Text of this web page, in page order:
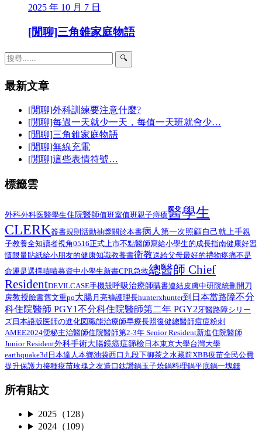
2025 年 10 月 7 日
[閒聊]三角錐家庭物語
🔍
最新文章
[閒聊]外科訓練要注意什麼?
[閒聊]每過一天就少一天，每值一天班就會少…
[閒聊]三角錐家庭物語
[閒聊]無線充電
[閒聊]這些表情符號…
標籤雲
外科外科医醫學生住院醫師值班室值班親子痔瘡醫學生
CLERK簽書規則 活動抽獎關於本書病人 第一次照顧自己就上手親
子教養全知讀者視角0516正式上市不點醫師寫給小學生的成長指南健康好習
慣限量貼紙給小朋友的健康知識教養書衛教送給父母最好的禮物疼痛不是
命運是選擇嘖嘖募資中小學生新書CPR急救總醫師 Chief
ResidentDEVILCASE手機殼呼吸治療師購書連結皮膚中研院統刪 開刀
房教授臉書舊文重po大腸 月亮褲護理長hunterxhunter到日本當路障不分
科住院醫師 PGY1不分科住院醫師第二年 PGY2牙醫路障シリー
ズ日本語版医師の進化図職能治療師早療長照復健總醫師痘痘粉刺
AMEE2024便秘主治醫師住院醫師第2-3年 Senior Resident新進住院醫師
Junior Resident外科手術大腸鏡癌症篩檢 日本東京大學台灣大學
earthquake3d 日本達人本鄉池袋西口 九段下御茶之水藏前XBB疫苗全民公費
提升保護力接種疫苗玫瑰之友造口鈦讚鍋玉子燒鍋料理鍋平底鍋一塊錢
所有貼文
2025（128）
2024（109）